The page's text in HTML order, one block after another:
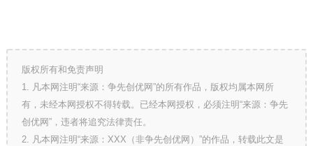
版权所有和免责声明
1. 凡本网注明“来源：争先创优网”的所有作品，版权均属本网所
有，未经本网授权不得转载。已经本网授权，必须注明“来源：争先
创优网”，违者将追究法律责任。
2. 凡本网注明“来源：XXX（非争先创优网）”的作品，转载此文是